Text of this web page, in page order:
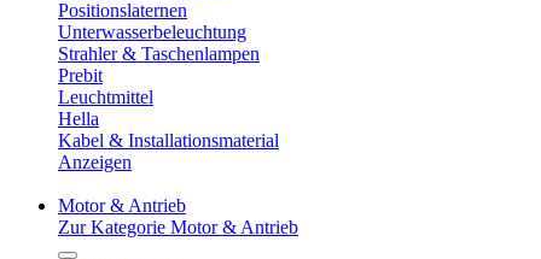
Positionslaternen
Unterwasserbeleuchtung
Strahler & Taschenlampen
Prebit
Leuchtmittel
Hella
Kabel & Installationsmaterial
Anzeigen
Motor & Antrieb
Zur Kategorie Motor & Antrieb